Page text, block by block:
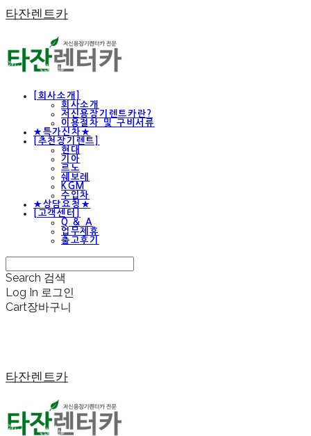
타잔렌트카
[회사소개]
회사소개
저신용장기렌트카란?
이용절차 및 구비서류
★특가신차★
[추천장기렌트]
현대
기아
르노
쉐보레
KGM
수입차
★상담요청★
[고객센터]
Q & A
업무제휴
출고후기
Search 검색
Log In 로그인
Cart장바구니
타잔렌트카